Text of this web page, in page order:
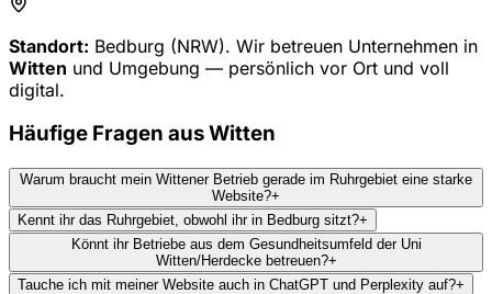
Standort: Bedburg (NRW). Wir betreuen Unternehmen in
Witten und Umgebung — persönlich vor Ort und voll
digital.
Häufige Fragen ausWitten
Warum braucht mein Wittener Betrieb gerade im Ruhrgebiet eine starke
Website?+
Kennt ihr das Ruhrgebiet, obwohl ihr in Bedburg sitzt?+
Könnt ihr Betriebe aus dem Gesundheitsumfeld der Uni
Witten/Herdecke betreuen?+
Tauche ich mit meiner Website auch in ChatGPT und Perplexity auf?+